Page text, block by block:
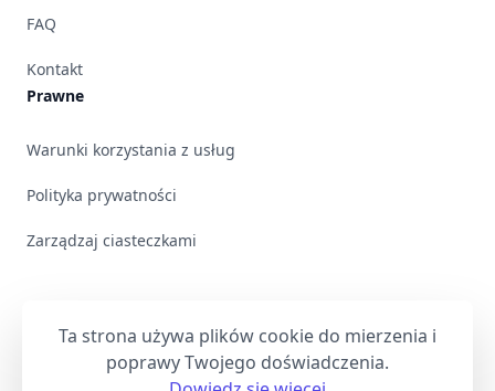
FAQ
Kontakt
Prawne
Warunki korzystania z usług
Polityka prywatności
Zarządzaj ciasteczkami
Ta strona używa plików cookie do mierzenia i
poprawy Twojego doświadczenia.